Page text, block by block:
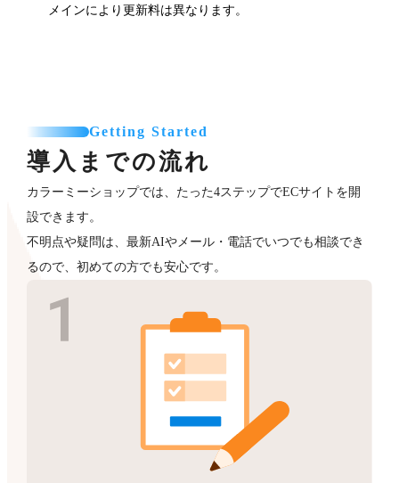
メインにより更新料は異なります。
Getting Started
導入までの流れ
カラーミーショップでは、たった4ステップでECサイトを開
設できます。
不明点や疑問は、最新AIやメール・電話でいつでも相談でき
るので、初めての方でも安心です。